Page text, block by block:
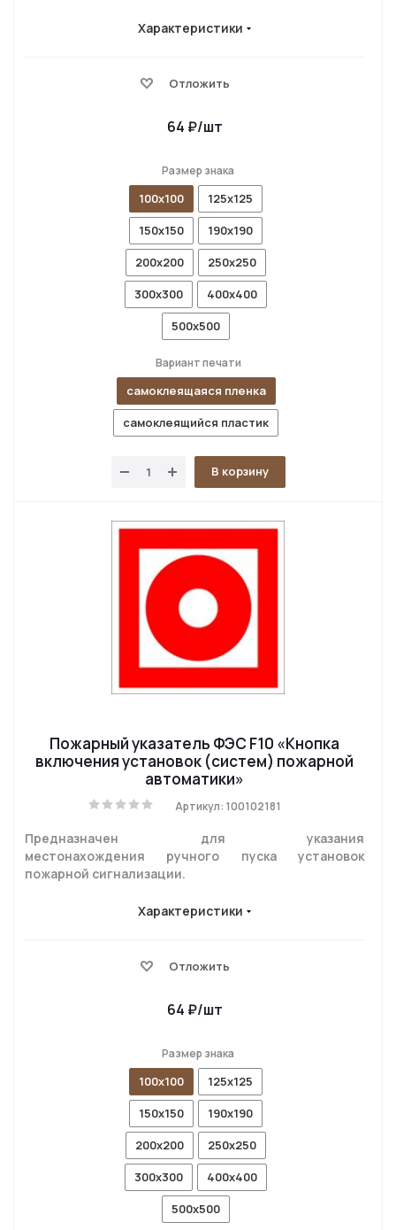
Характеристики
Отложить
64 ₽/шт
Размер знака
100x100
125x125
150x150
190x190
200x200
250x250
300x300
400x400
500x500
Вариант печати
самоклеящаяся пленка
самоклеящийся пластик
В корзину
Пожарный указатель ФЭС F10 «Кнопка
включения установок (систем) пожарной
автоматики»
Артикул: 100102181
Предназначен для указания
местонахождения ручного пуска установок
пожарной сигнализации.
Характеристики
Отложить
64 ₽/шт
Размер знака
100x100
125x125
150x150
190x190
200x200
250x250
300x300
400x400
500x500